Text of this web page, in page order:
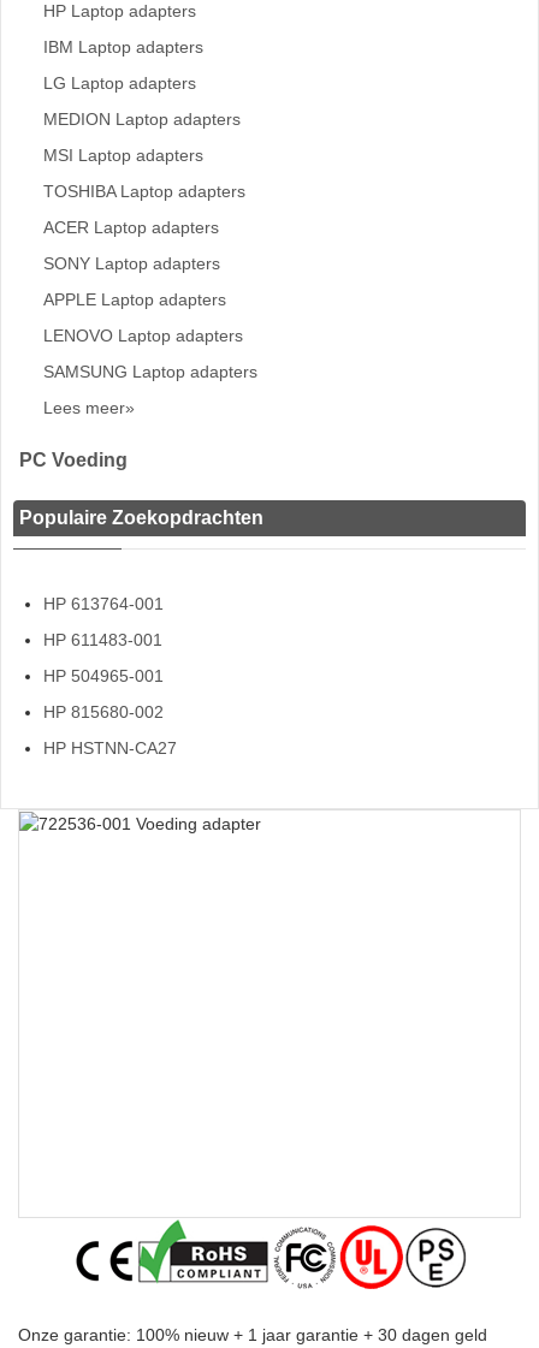
HP Laptop adapters
IBM Laptop adapters
LG Laptop adapters
MEDION Laptop adapters
MSI Laptop adapters
TOSHIBA Laptop adapters
ACER Laptop adapters
SONY Laptop adapters
APPLE Laptop adapters
LENOVO Laptop adapters
SAMSUNG Laptop adapters
Lees meer»
PC Voeding
Populaire Zoekopdrachten
HP 613764-001
HP 611483-001
HP 504965-001
HP 815680-002
HP HSTNN-CA27
Onze garantie: 100% nieuw + 1 jaar garantie + 30 dagen geld